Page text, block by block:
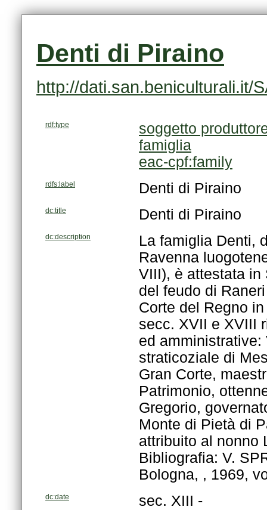
Denti di Piraino
http://dati.san.beniculturali.it/
rdf:type
soggetto
famiglia
eac-cpf:family
rdfs:label Denti di Piraino
dc:title Denti di Piraino
dc:description
Bologna, , 1969,
dc:date sec. XIII -